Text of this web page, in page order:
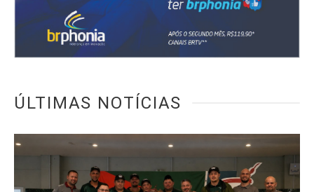
ÚLTIMAS NOTÍCIAS